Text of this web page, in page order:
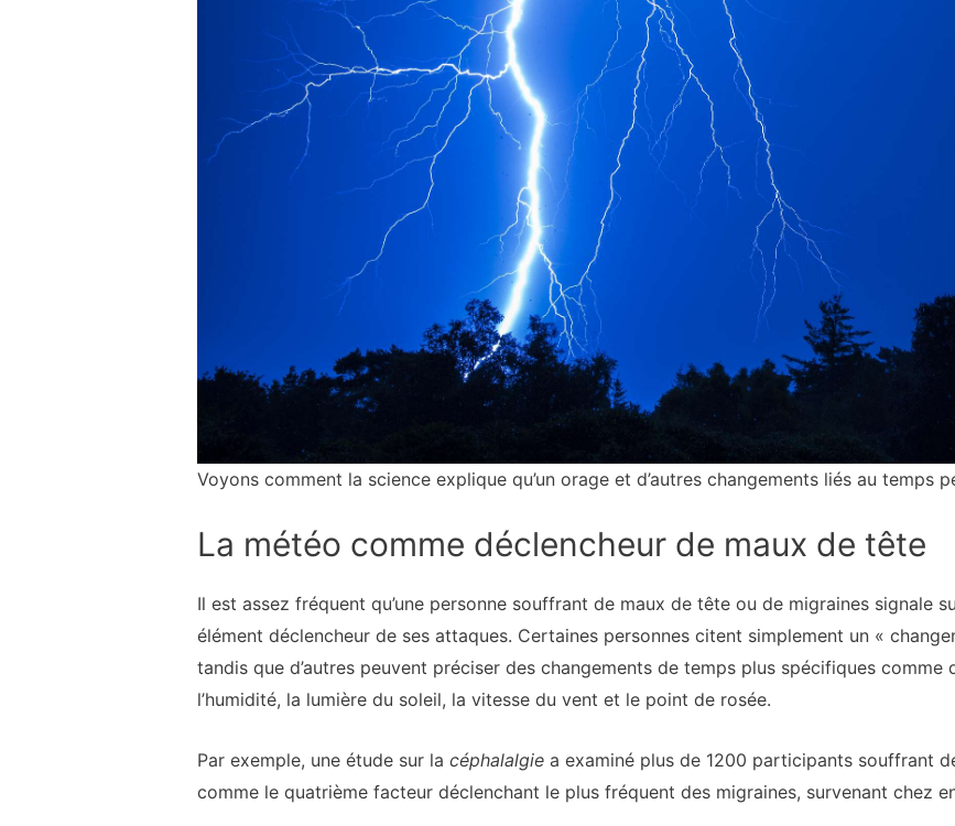
Voyons comment la science explique qu’un orage et d’autres changements liés au temps
La météo comme déclencheur de maux de tête
Il est assez fréquent qu’une personne souffrant de maux de tête ou de migraines signale
élément déclencheur de ses attaques. Certaines personnes citent simplement un «
tandis que d’autres peuvent préciser des changements de temps plus spécifiques comme
l’humidité, la lumière du soleil, la vitesse du vent et le point de rosée.
Par exemple, une étude sur la céphalalgiea examiné plus de 1200 participants souffrant
comme le quatrième facteur déclenchant le plus fréquent des migraines, survenant chez